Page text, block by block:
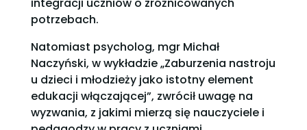
potrzebach.
Natomiast psycholog, mgr Michał
Naczyński, w wykładzie „Zaburzenia nastroju
u dzieci i młodzieży jako istotny element
edukacji włączającej”, zwrócił uwagę na
wyzwania, z jakimi mierzą się nauczyciele i